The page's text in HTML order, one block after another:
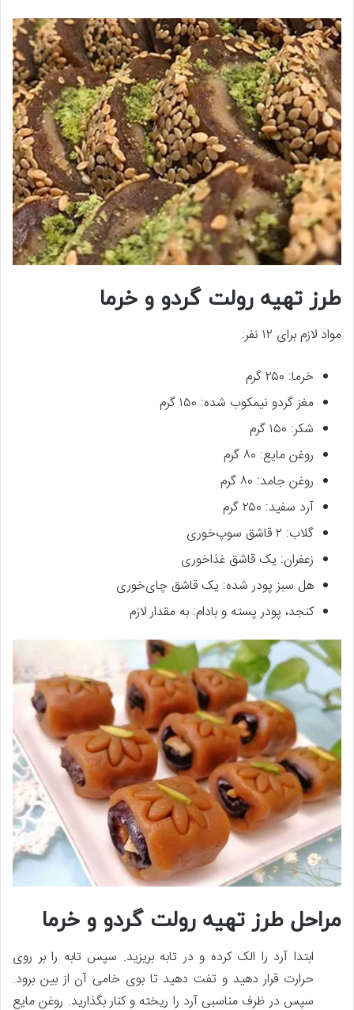
طرز تهیه رولت گردو و خرما
مواد لازم برای ۱۲ نفر:
خرما: ۲۵۰ گرم
مغز گردو نیمکوب شده: ۱۵۰ گرم
شکر: ۱۵۰ گرم
روغن مایع: ۸۰ گرم
روغن جامد: ۸۰ گرم
آرد سفید: ۲۵۰ گرم
گلاب: ۲ قاشق سوپ‌خوری
زعفران: یک قاشق غذاخوری
هل سبز پودر شده: یک قاشق چای‌خوری
کنجد، پودر پسته و بادام: به مقدار لازم
مراحل طرز تهیه رولت گردو و خرما
ابتدا آرد را الک کرده و در تابه بریزید. سپس تابه را بر روی
حرارت قرار دهید و تفت دهید تا بوی خامی آن از بین برود.
سپس در ظرف مناسبی آرد را ریخته و کنار بگذارید. روغن مایع